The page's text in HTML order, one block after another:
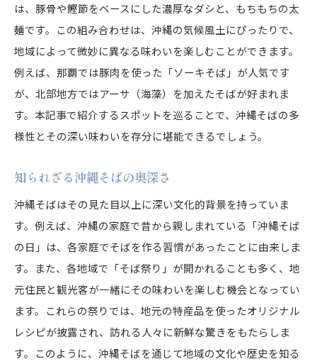
沖縄そばが語る地域の歴史
沖縄そばのスープに込められた深い味わい
素材の選び方が生む味の違い
豚骨と鰹節の絶妙なバランス
スープに込められた沖縄の心
沖縄そばスープの多様なスタイル
もちもち麺が引き立てる沖縄そばの美味しさ
麺作りに対するこだわり
沖縄そばの麺の特徴
スープとの相性を極める
異なる麺のスタイルとその魅力
麺に込められた職人の想い
は、豚骨や鰹節をベースにした濃厚なダシと、もちもちの太
麺です。この組み合わせは、沖縄の気候風土にぴったりで、
地域によって微妙に異なる味わいを楽しむことができます。
例えば、那覇では豚肉を使った「ソーキそば」が人気です
が、北部地方ではアーサ（海藻）を加えたそばが好まれま
す。本記事で紹介するスポットを巡ることで、沖縄そばの多
様性とその深い味わいを存分に堪能できるでしょう。
知られざる沖縄そばの奥深さ
沖縄そばはその見た目以上に深い文化的背景を持っていま
す。例えば、沖縄の家庭で昔から親しまれている「沖縄そば
の日」は、各家庭でそばを作る習慣があったことに由来しま
す。また、各地域で「そば祭り」が開かれることも多く、地
元住民と観光客が一緒にその味わいを楽しむ機会となってい
ます。これらの祭りでは、地元の特産品を使ったオリジナル
レシピが披露され、訪れる人々に新鮮な驚きをもたらしま
す。このように、沖縄そばを通じて地域の文化や歴史を知る